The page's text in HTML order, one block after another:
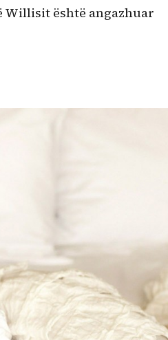
Willisit është angazhuar